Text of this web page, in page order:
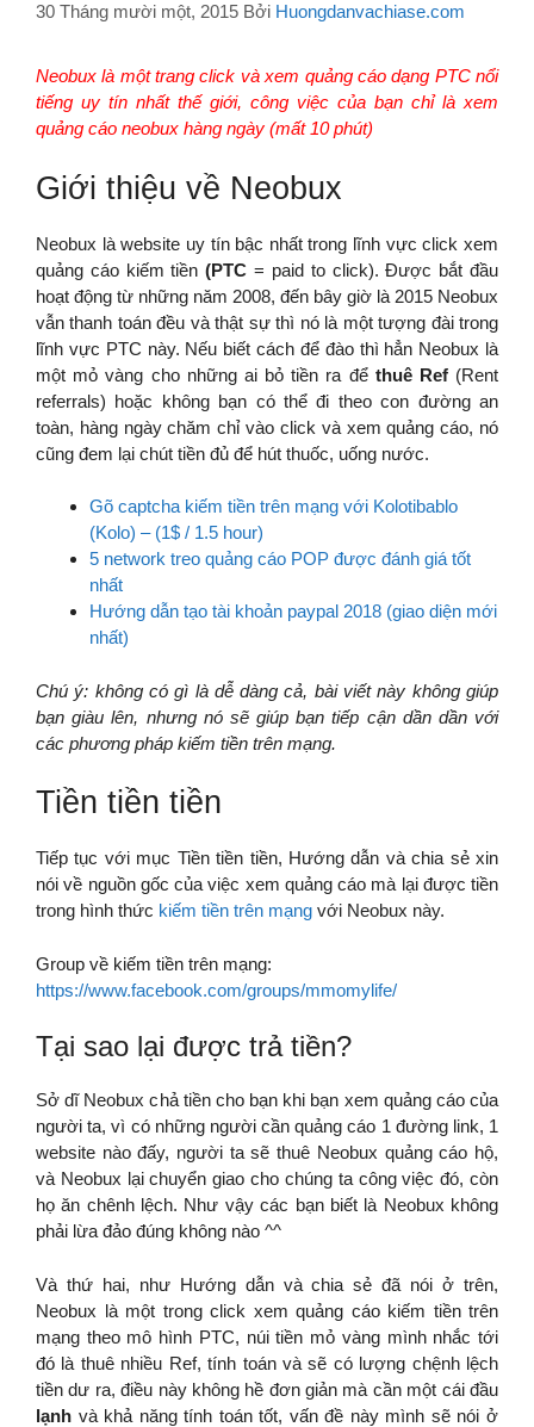
30 Tháng mười một, 2015 Bởi Huongdanvachiase.com
Neobux là một trang click và xem quảng cáo dạng PTC nổi
tiếng uy tín nhất thế giới, công việc của bạn chỉ là xem
quảng cáo neobux hàng ngày (mất 10 phút)
Giới thiệu về Neobux
Neobux là website uy tín bậc nhất trong lĩnh vực click xem
quảng cáo kiếm tiền(PTC = paid to click). Được bắt đầu
hoạt động từ những năm 2008, đến bây giờ là 2015 Neobux
vẫn thanh toán đều và thật sự thì nó là một tượng đài trong
lĩnh vực PTC này. Nếu biết cách để đào thì hẳn Neobux là
một mỏ vàng cho những ai bỏ tiền ra đểthuê Ref(Rent
referrals) hoặc không bạn có thể đi theo con đường an
toàn, hàng ngày chăm chỉ vào click và xem quảng cáo, nó
cũng đem lại chút tiền đủ để hút thuốc, uống nước.
Gõ captcha kiếm tiền trên mạng với Kolotibablo
(Kolo) – (1$ / 1.5 hour)
5 network treo quảng cáo POP được đánh giá tốt
nhất
Hướng dẫn tạo tài khoản paypal 2018 (giao diện mới
nhất)
Chú ý: không có gì là dễ dàng cả, bài viết này không giúp
bạn giàu lên, nhưng nó sẽ giúp bạn tiếp cận dần dần với
các phương pháp kiếm tiền trên mạng.
Tiền tiền tiền
Tiếp tục với mục Tiền tiền tiền, Hướng dẫn và chia sẻ xin
nói về nguồn gốc của việc xem quảng cáo mà lại được tiền
trong hình thức kiếm tiền trên mạng với Neobux này.
Group về kiếm tiền trên mạng:
https://www.facebook.com/groups/mmomylife/
Tại sao lại được trả tiền?
Sở dĩ Neobux chả tiền cho bạn khi bạn xem quảng cáo của
người ta, vì có những người cần quảng cáo 1 đường link, 1
website nào đấy, người ta sẽ thuê Neobux quảng cáo hộ,
và Neobux lại chuyển giao cho chúng ta công việc đó, còn
họ ăn chênh lệch. Như vậy các bạn biết là Neobux không
phải lừa đảo đúng không nào ^^
Và thứ hai, như Hướng dẫn và chia sẻ đã nói ở trên,
Neobux là một trong click xem quảng cáo kiếm tiền trên
mạng theo mô hình PTC, núi tiền mỏ vàng mình nhắc tới
đó là thuê nhiều Ref, tính toán và sẽ có lượng chệnh lệch
tiền dư ra, điều này không hề đơn giản mà cần một cái đầu
lạnh và khả năng tính toán tốt, vấn đề này mình sẽ nói ở